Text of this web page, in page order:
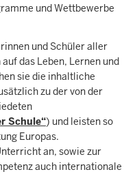
und Wettbewerbe
und Schüler aller
das Leben, Lernen und
sie die inhaltliche
zu der von der
Schule“) und leisten so
Europas.
an, sowie zur
auch internationale